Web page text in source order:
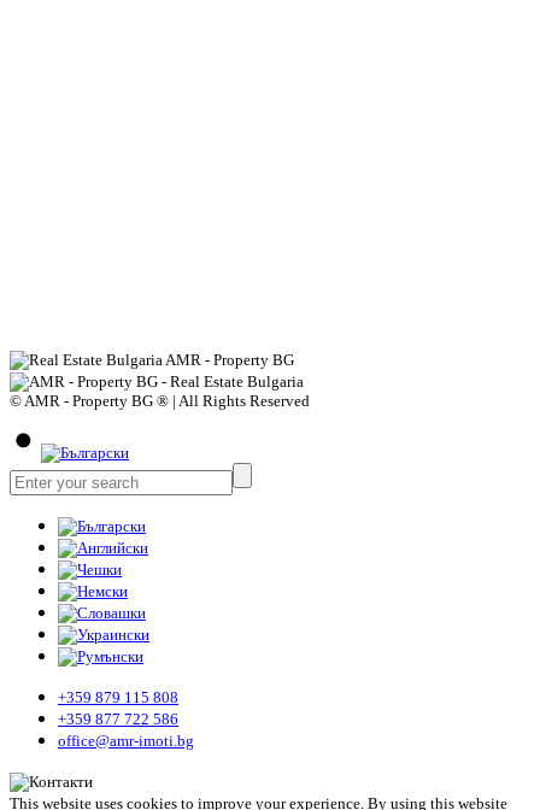
© AMR - Property BG ® | All Rights Reserved
+359 879 115 808
+359 877 722 586
office@amr-imoti.bg
This website uses cookies to improve your experience. By using this website